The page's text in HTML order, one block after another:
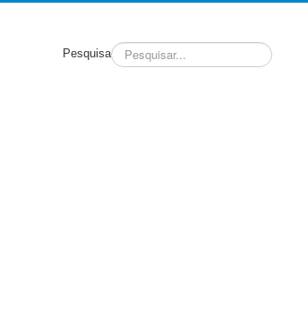
Pesquisa